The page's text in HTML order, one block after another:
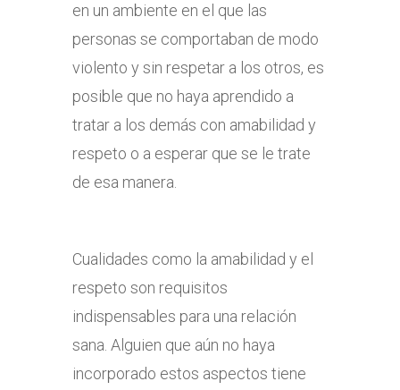
en un ambiente en el que las
personas se comportaban de modo
violento y sin respetar a los otros, es
posible que no haya aprendido a
tratar a los demás con amabilidad y
respeto o a esperar que se le trate
de esa manera.
Cualidades como la amabilidad y el
respeto son requisitos
indispensables para una relación
sana. Alguien que aún no haya
incorporado estos aspectos tiene